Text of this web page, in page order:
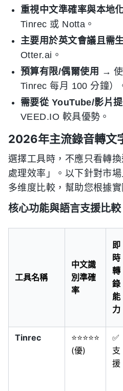
重視中文準確率與本地
Tinrec 或 Notta。
主要用於英文會議且需
Otter.ai。
預算有限/偶爾使用 → 使
Tinrec 每月 100 分鐘）
需要從 YouTube/影片
VEED.IO 較具優勢。
2026年主流錄音轉文
選擇工具時，不應只看轉
處理效率」。以下針對市
多维度比較，幫助您根據
核心功能與語言支援比較
工具名稱
中文識
別準確
率
即
時
轉
錄
能
力
Tinrec
⭐⭐⭐⭐⭐
(優)
✅
支
援